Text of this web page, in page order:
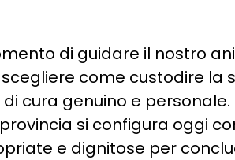
di guidare il nostro
come custodire la
cura genuino e personale.
si configura oggi
e dignitose per